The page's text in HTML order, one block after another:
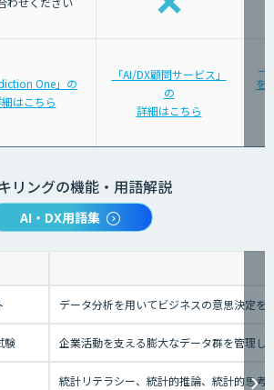
One」の
はこちら
「AI/DX顧問サービス」
の
詳細はこちら
を
リングの機能・用語解説
AI・DX用語集
データ分析を用いてビジネスの意思決定
験 企業活動を支える膨大なデータ群を管理し
統計リテラシー、統計的推論、統計的思考